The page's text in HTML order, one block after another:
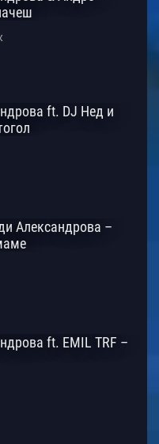
ft. DJ Нед и
Александрова –
ft. EMIL TRF –